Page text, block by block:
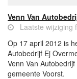
Venn Van
Laatste wijziging
Op 17 april 2012 is
Autobedrijf Ej
Venn Van
gemeente Voorst.